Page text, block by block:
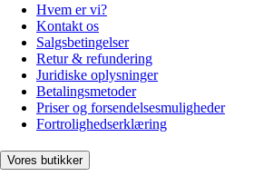
Hvem er vi?
Kontakt os
Salgsbetingelser
Retur & refundering
Juridiske oplysninger
Betalingsmetoder
Priser og forsendelsesmuligheder
Fortrolighedserklæring
Vores butikker